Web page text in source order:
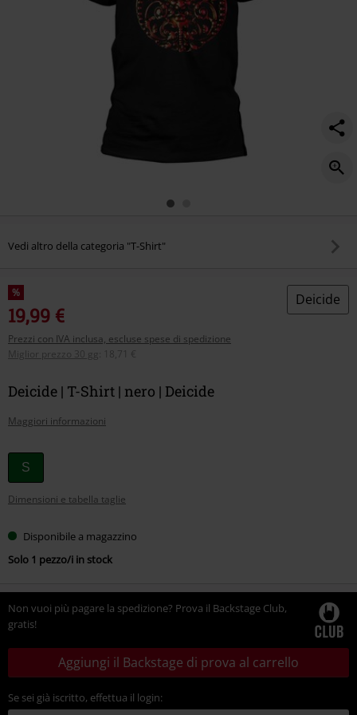
Vedi altro della categoria "T-Shirt"
%
19,99 €
Prezzi con IVA inclusa, escluse spese di spedizione
Miglior prezzo 30 gg
18,71 €
Deicide
Deicide | T-Shirt | nero | Deicide
Maggiori informazioni
Scegli
la
tua
S
Dimensioni e tabella taglie
Disponibile a magazzino
Solo 1 pezzo/i in stock
Non vuoi più pagare la spedizione? Prova il Backstage Club,
gratis!
Aggiungi il Backstage di prova al carrello
Se sei già iscritto, effettua il login: